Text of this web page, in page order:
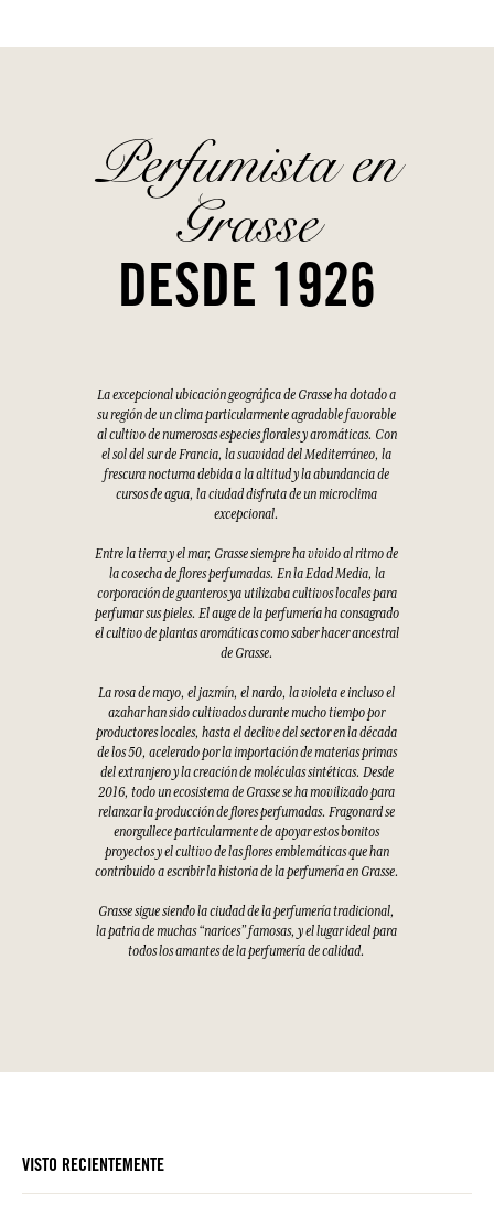
Perfumista en
Grasse
DESDE 1926
La excepcional ubicación geográfica de Grasse ha dotado a
su región de un clima particularmente agradable favorable
al cultivo de numerosas especies florales y aromáticas. Con
el sol del sur de Francia, la suavidad del Mediterráneo, la
frescura nocturna debida a la altitud y la abundancia de
cursos de agua, la ciudad disfruta de un microclima
excepcional.
Entre la tierra y el mar, Grasse siempre ha vivido al ritmo de
la cosecha de flores perfumadas. En la Edad Media, la
corporación de guanteros ya utilizaba cultivos locales para
perfumar sus pieles. El auge de la perfumería ha consagrado
el cultivo de plantas aromáticas como saber hacer ancestral
de Grasse.
La rosa de mayo, el jazmín, el nardo, la violeta e incluso el
azahar han sido cultivados durante mucho tiempo por
productores locales, hasta el declive del sector en la década
de los 50, acelerado por la importación de materias primas
del extranjero y la creación de moléculas sintéticas. Desde
2016, todo un ecosistema de Grasse se ha movilizado para
relanzar la producción de flores perfumadas. Fragonard se
enorgullece particularmente de apoyar estos bonitos
proyectos y el cultivo de las flores emblemáticas que han
contribuido a escribir la historia de la perfumería en Grasse.
Grasse sigue siendo la ciudad de la perfumería tradicional,
la patria de muchas “narices” famosas, y el lugar ideal para
todos los amantes de la perfumería de calidad.
VISTO RECIENTEMENTE